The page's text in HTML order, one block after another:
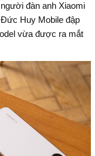
đàn anh Xiaomi
Huy Mobile đập
vừa được ra mắt